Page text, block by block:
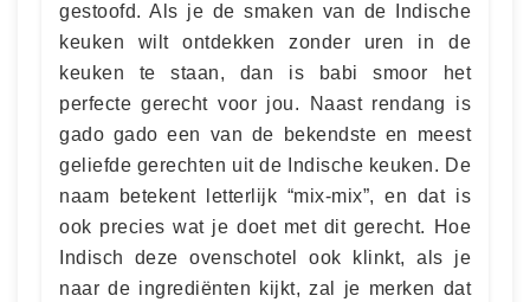
gestoofd. Als je de smaken van de Indische
keuken wilt ontdekken zonder uren in de
keuken te staan, dan is babi smoor het
perfecte gerecht voor jou. Naast rendang is
gado gado een van de bekendste en meest
geliefde gerechten uit de Indische keuken. De
naam betekent letterlijk “mix-mix”, en dat is
ook precies wat je doet met dit gerecht. Hoe
Indisch deze ovenschotel ook klinkt, als je
naar de ingrediënten kijkt, zal je merken dat